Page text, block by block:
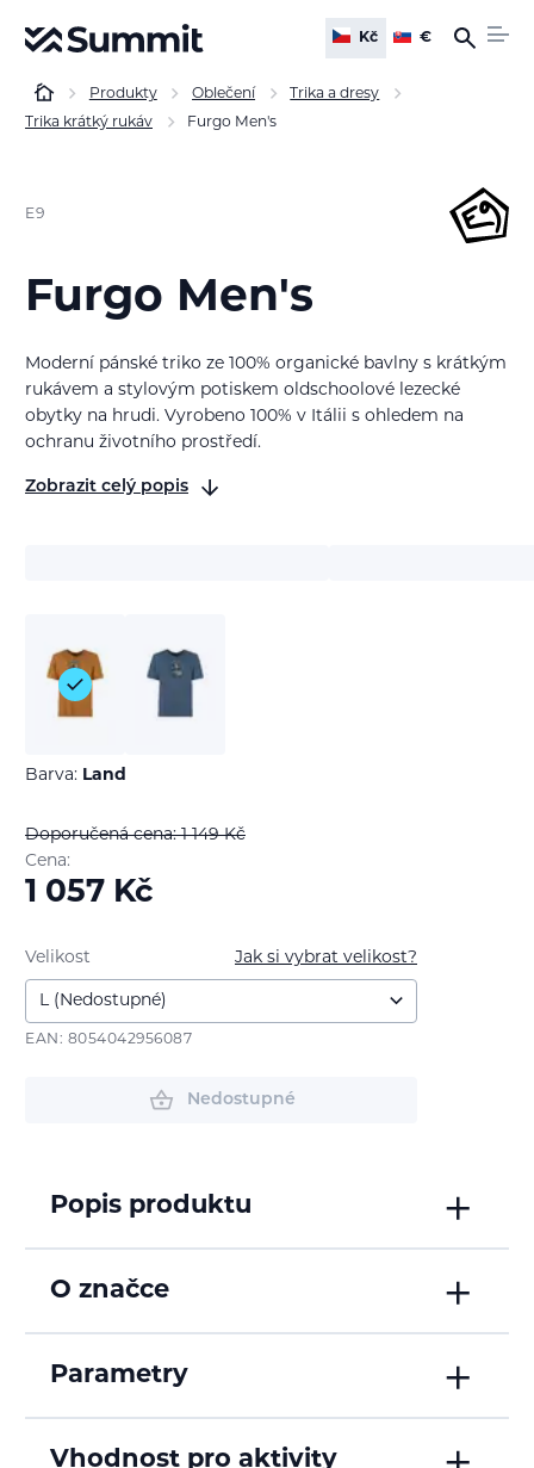
Kč €
Produkty Oblečení
Trika a dresy
Trika krátký rukáv
Furgo Men's
E9
Furgo Men's
Moderní pánské triko ze 100% organické bavlny s krátkým
rukávem a stylovým potiskem oldschoolové lezecké
obytky na hrudi. Vyrobeno 100% v Itálii s ohledem na
ochranu životního prostředí.
Zobrazit celý popis
Barva: Land
Doporučená cena: 1 149Kč
Cena:
1 057 Kč
Jak si vybrat velikost?
Velikost
EAN: 8054042956087
Nedostupné
Popis produktu
O značce
Parametry
Vhodnost pro aktivity